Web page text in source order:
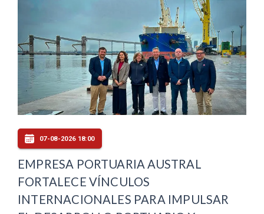
07-08-2026 18:00
EMPRESA PORTUARIA AUSTRAL
FORTALECE VÍNCULOS
INTERNACIONALES PARA IMPULSAR